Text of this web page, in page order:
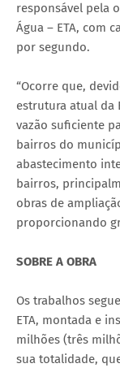
responsável pela
Água – ETA, com
por segundo.
“Ocorre que,
estrutura atual da
vazão suficiente
bairros do
abastecimento
bairros,
obras de
proporcionando
SOBRE A OBRA
Os trabalhos
ETA, montada e
milhões (três
sua totalidade,